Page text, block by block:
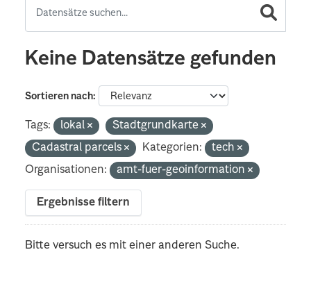
Keine Datensätze gefunden
Sortieren nach
Tags: lokal
Stadtgrundkarte
Cadastral parcels
Kategorien:
tech
Organisationen:
amt-fuer-geoinformation
Ergebnisse filtern
Bitte versuch es mit einer anderen Suche.